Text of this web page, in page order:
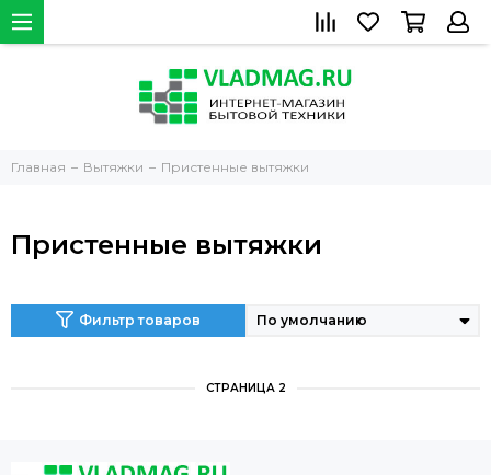
Главная Вытяжки Пристенные вытяжки
Пристенные вытяжки
Фильтр товаров
СТРАНИЦА 2